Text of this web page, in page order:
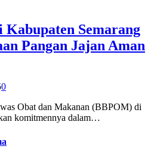
Semarang
Pangan Jajan Aman
0
Obat dan Makanan (BBPOM) di
komitmennya dalam…